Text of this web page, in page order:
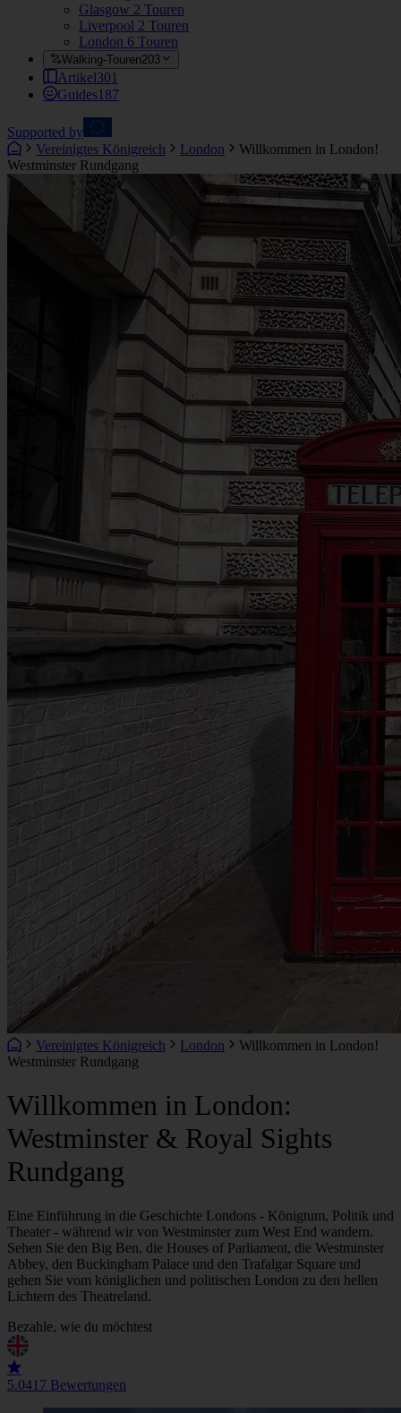
Glasgow 2 Touren
Liverpool 2 Touren
London 6 Touren
Walking-Touren203
Artikel301
Guides187
Supported by
Vereinigtes Königreich
London
Willkommen in London!
Westminster Rundgang
Vereinigtes Königreich London
Willkommen in London!
Westminster Rundgang
Willkommen in London:
Westminster & Royal Sights
Rundgang
Eine Einführung in die Geschichte Londons - Königtum, Politik und
Theater - während wir von Westminster zum West End wandern.
Sehen Sie den Big Ben, die Houses of Parliament, die Westminster
Abbey, den Buckingham Palace und den Trafalgar Square und
gehen Sie vom königlichen und politischen London zu den hellen
Lichtern des Theatreland.
Bezahle, wie du möchtest
5.0417 Bewertungen